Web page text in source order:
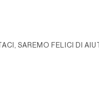
SAREMO FELICI DI